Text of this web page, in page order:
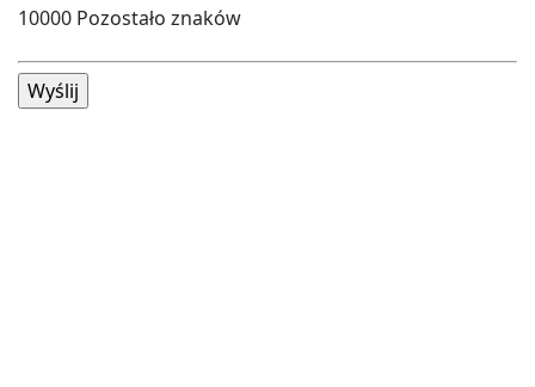
10000 Pozostało znaków
Wyślij